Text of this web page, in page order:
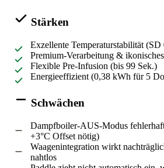
Stärken
Exzellente Temperaturstabilität (SD
Premium-Verarbeitung &
Flexible Pre-Infusion (bis 99 Sek.)
Energieeffizient (0,38 kWh für 5
Schwächen
Dampfboiler-AUS-Modus
+3°C Offset nötig)
Waagenintegration wirkt
nahtlos